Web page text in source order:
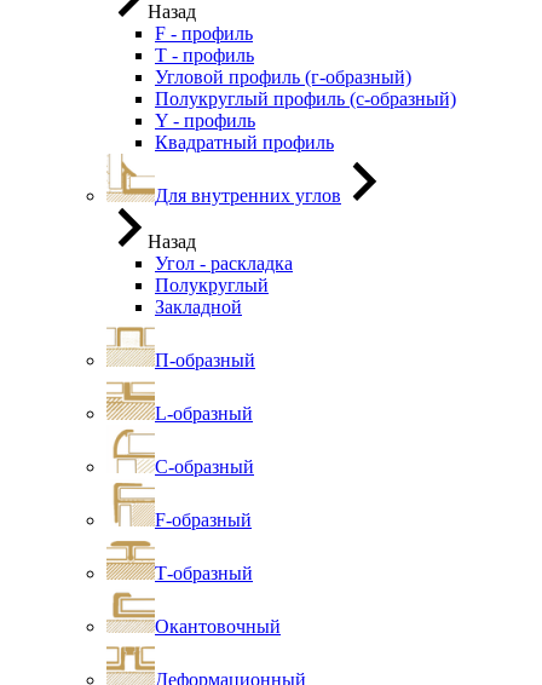
Назад
F - профиль
Т - профиль
Угловой профиль (г-образный)
Полукруглый профиль (с-образный)
Y - профиль
Квадратный профиль
Для внутренних углов
Назад
Угол - раскладка
Полукруглый
Закладной
П-образный
L-образный
С-образный
F-образный
Т-образный
Окантовочный
Деформационный